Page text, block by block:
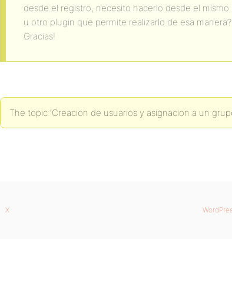
desde el registro, necesito hacerlo desde el
u otro plugin que permite realizarlo de esa manera?
Gracias!
The topic ‘Creacion de usuarios y asignacion a un
X